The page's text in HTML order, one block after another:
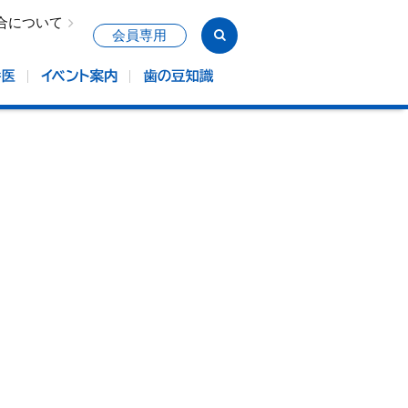
について
会員専用